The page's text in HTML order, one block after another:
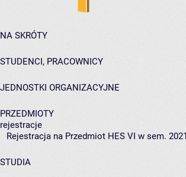
NA SKRÓTY
STUDENCI, PRACOWNICY
JEDNOSTKI ORGANIZACYJNE
PRZEDMIOTY
rejestracje
Rejestracja na Przedmiot HES VI w sem.
STUDIA